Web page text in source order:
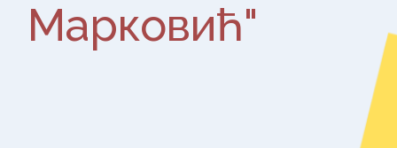
Марковић"